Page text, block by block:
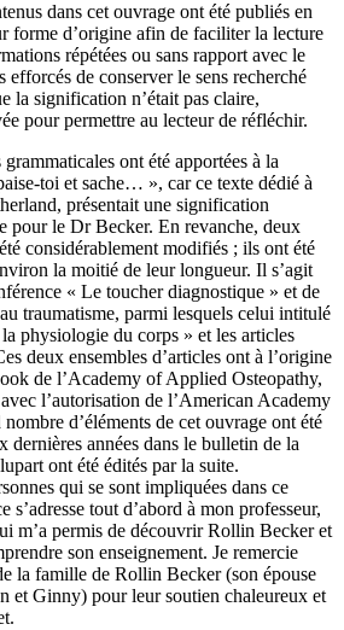
dans cet ouvrage ont été publiés en
forme d’origine afin de faciliter la lecture
répétées ou sans rapport avec le
efforcés de conserver le sens recherché
la signification n’était pas claire,
pour permettre au lecteur de réfléchir.
ont été apportées à la
toi et sache… », car ce texte dédié à
présentait une signification
pour le Dr Becker. En revanche, deux
considérablement modifiés ; ils ont été
la moitié de leur longueur. Il s’agit
« Le toucher diagnostique » et de
traumatisme, parmi lesquels celui intitulé
physiologie du corps » et les articles
deux ensembles d’articles ont à l’origine
de l’Academy of Applied Osteopathy,
l’autorisation de l’American Academy
d’éléments de cet ouvrage ont été
dernières années dans le bulletin de la
ont été édités par la suite.
qui se sont impliquées dans ce
s’adresse tout d’abord à mon professeur,
m’a permis de découvrir Rollin Becker et
son enseignement. Je remercie
la famille de Rollin Becker (son épouse
et Ginny) pour leur soutien chaleureux et